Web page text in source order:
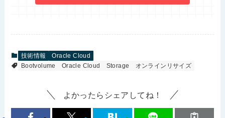
技術情報
Oracle Cloud
Bootvolume
Oracle Cloud Storage オンラインリサイズ
よかったらシェアしてね！